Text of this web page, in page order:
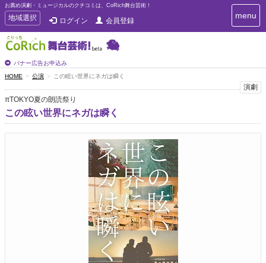
お薦め演劇・ミュージカルのクチコミは、CoRich舞台芸術！
T
o
g
g
e
n
a
v
i
g
地域選択 ログイン 会員登録
バナー広告お申込み
T
o
i
g
menu
HOME 公演 この眩い世界にネガは瞬く
演劇
πTOKYO夏の朗読祭り
この眩い世界にネガは瞬く